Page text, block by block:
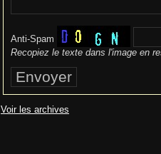
Anti-Spam
Recopiez le texte dans l'image en
Voir les archives